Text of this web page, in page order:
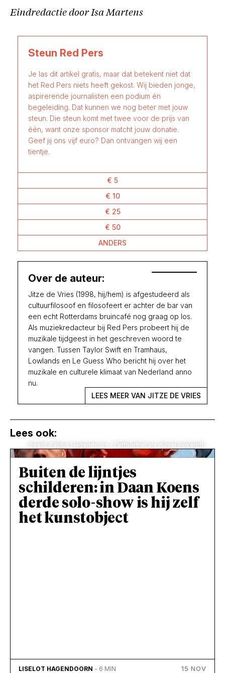
Eindredactie door Isa Martens
Steun Red Pers
Je las dit artikel gratis, maar dat betekent niet dat
het Red Pers niets heeft gekost. Wij bieden jonge,
aspirerende journalisten een podium én
begeleiding. Dat kunnen we nog beter met jouw
steun. Die steun komt met twee voor de prijs van
één, want onze sponsor matcht jouw donatie.
Geef jij ons vijf euro? Dan ontvangen wij een
tientje.
€ 5
€ 10
€ 25
€ 50
ANDERS
Over de auteur:
Jitze de Vries (1998, hij/hem) is afgestudeerd als
cultuurfilosoof en filosofeert er achter de bar van
een echt Rotterdams bruincafé nog graag op los.
Als muziekredacteur bij Red Pers probeert hij de
muzikale tijdgeest in het geschreven woord te
vangen. Tussen Taylor Swift en Tramhaus,
Lowlands en Le Guess Who bericht hij over het
muzikale en culturele klimaat van Nederland anno
nu.
LEES MEER VAN JITZE DE VRIES
Lees ook:
Beeld: Fabius Hagendoorn. 'Zelfportret als duivel (rokend)'
Buiten de lijntjes
schilderen: in Daan Koens
derde solo-show is hij zelf
het kunstobject
LISELOT HAGENDOORN - 6 MIN 15 NOV